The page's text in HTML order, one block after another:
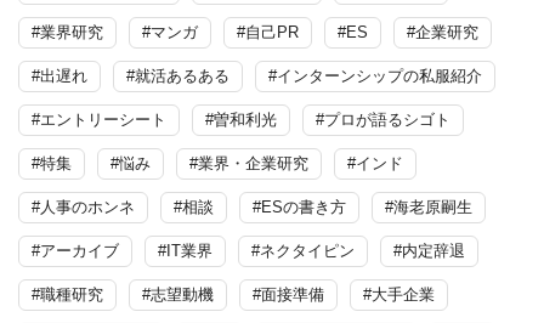
#業界研究 #マンガ #自己PR #ES #企業研究
#出遅れ #就活あるある #インターンシップの私服紹介
#エントリーシート #曽和利光 #プロが語るシゴト
#特集 #悩み #業界・企業研究 #インド
#人事のホンネ #相談 #ESの書き方 #海老原嗣生
#アーカイブ #IT業界 #ネクタイピン #内定辞退
#職種研究 #志望動機 #面接準備 #大手企業